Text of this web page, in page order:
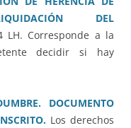
DEL
LH. Corresponde a la
decidir si hay
DOCUMENTO
Los derechos